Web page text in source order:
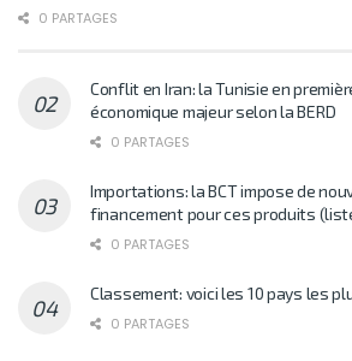
0 PARTAGES
Conflit en Iran: la Tunisie en
économique majeur selon la BERD
0 PARTAGES
Importations: la BCT impose de
financement pour ces produits
0 PARTAGES
Classement: voici les 10 pays les
0 PARTAGES